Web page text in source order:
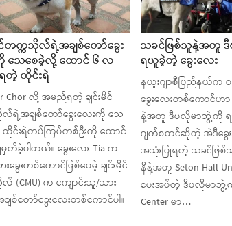
င်တက္ကသိုလ်ရဲ့အချစ်တော်ခွေး
သေစေခဲ့လို့ ထောင် ၆ လ
တဲ့ ထိုင်းရဲ
Chor လို့ အမည်ရတဲ့ ချင်းမိုင်
ရဲ့အချစ်တော်ခွေးလေးကို သေ
င်းရဲတပ်ကြပ်တစ်ဦးကို ထောင်
တ်ခဲ့ပါတယ်။ ခွေးလေး Tia က
ခွေးတစ်ကောင်ဖြစ်ပေမဲ့ ချင်းမိုင်
(CMU) က ကျောင်းသူ/သား
စ်တော်ခွေးလေးတစ်ကောင်ပါ။
သခင်ဖြစ်သူနဲ့အတူ
ရယူခဲ့တဲ့ ခွေးလေး
နယူးဂျာစီပြည်နယ်က
ခွေးလေးတစ်ကောင်ဟ
နဲ့အတူ ဒီပလိုမာဘွဲ့ကို ရ
ဂျက်စတင်ဆိုတဲ့ အဲဒီခွေး
အသုံးပြုရတဲ့ သခင်ဖြစ်
နီနဲ့အတူ Seton Hall
ပေးအပ်တဲ့ ဒီပလိုမာဘွဲ့ကို
Center မှာ…